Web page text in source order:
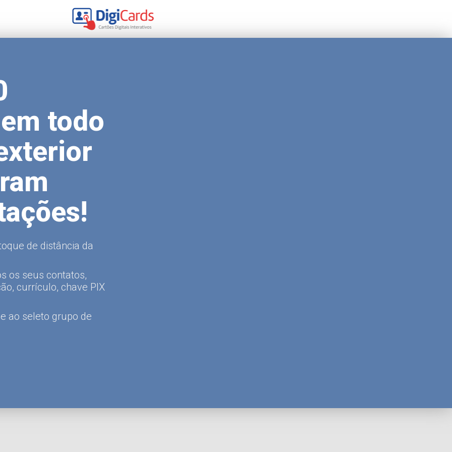
todo
de distância da
os seus contatos,
currículo, chave PIX
ao seleto grupo de